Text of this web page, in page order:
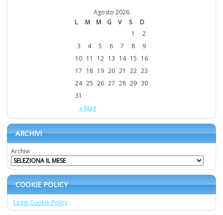
Agosto 2026
L
M M G V S D
« Mag
1
2
3
4 5 6 7 8
9
10 11 12 13 14 15 16
17 18 19 20 21 22 23
24 25 26 27 28 29 30
31
ARCHIVI
Archivi
COOKIE POLICY
Leggi Cookie Policy